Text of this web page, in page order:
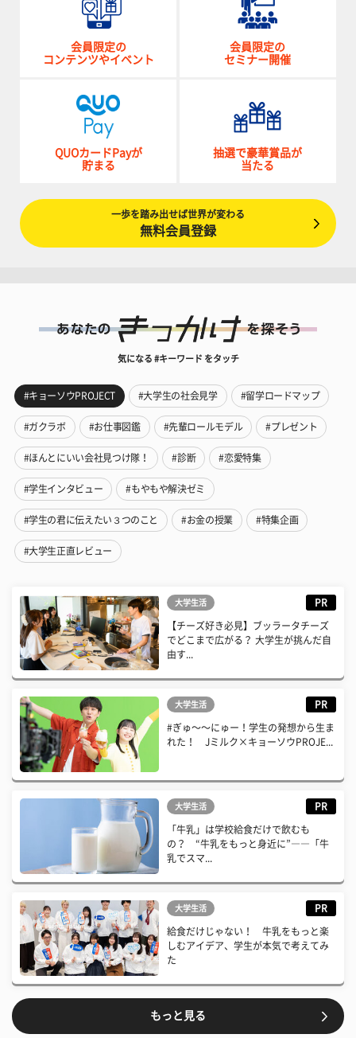
会員限定の
コンテンツやイベント
会員限定の
セミナー開催
QUOカードPayが
貯まる
抽選で豪華賞品が
当たる
一歩を踏み出せば世界が変わる
無料会員登録
気になる #キーワード をタッチ
#キョーソウPROJECT #大学生の社会見学 #留学ロードマップ
#ガクラボ #お仕事図鑑 #先輩ロールモデル #プレゼント
#ほんとにいい会社見つけ隊！ #診断 #恋愛特集
#学生インタビュー #もやもや解決ゼミ
#学生の君に伝えたい３つのこと #お金の授業 #特集企画
#大学生正直レビュー
大学生活 PR
【チーズ好き必見】ブッラータチーズ
でどこまで広がる？ 大学生が挑んだ自
由す...
大学生活 PR
#ぎゅ〜〜にゅー！学生の発想から生ま
れた！ Jミルク×キョーソウPROJE...
大学生活 PR
「牛乳」は学校給食だけで飲むも
の？ “牛乳をもっと身近に”――「牛
乳でスマ...
大学生活 PR
給食だけじゃない！ 牛乳をもっと楽
しむアイデア、学生が本気で考えてみ
た
もっと見る